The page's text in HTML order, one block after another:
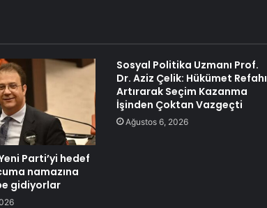
Parti’yi hedef
namazına
gidiyorlar
Sosyal Politika Uzmanı Prof.
Dr. Aziz Çelik: Hükümet Refahı
Artırarak Seçim Kazanma
İşinden Çoktan Vazgeçti
Ağustos 6, 2026